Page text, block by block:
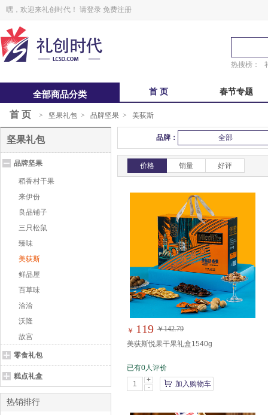
嘿，欢迎来礼创时代！ 请登录 免费注册
热搜榜：
全部商品分类 首 页 春节专题
中秋福卡
锋味 粽子礼盒
鲜品屋 真真老老
首 页 > 坚果礼包 > 品牌坚果 > 美荻斯
品牌： 全部
价格 销量 好评
￥ 119 ￥142.79
美荻斯悦果干果礼盒1540g
已有0人评价
+
-
加入购物车
坚果礼包
品牌坚果
稻香村干果
来伊份
良品铺子
三只松鼠
臻味
美荻斯
鲜品屋
百草味
洽洽
沃隆
故宫
零食礼包
糕点礼盒
热销排行